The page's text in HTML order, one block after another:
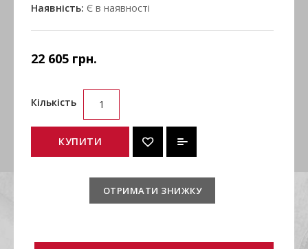
Наявність: Є в наявності
22 605 грн.
Кількість
КУПИТИ
ОТРИМАТИ ЗНИЖКУ